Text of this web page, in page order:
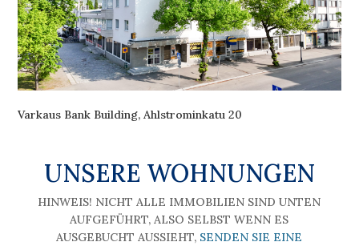
Varkaus Bank Building, Ahlstrominkatu 20
UNSERE WOHNUNGEN
HINWEIS! NICHT ALLE IMMOBILIEN SIND UNTEN
AUFGEFÜHRT, ALSO SELBST WENN ES
AUSGEBUCHT AUSSIEHT, SENDEN SIE EINE